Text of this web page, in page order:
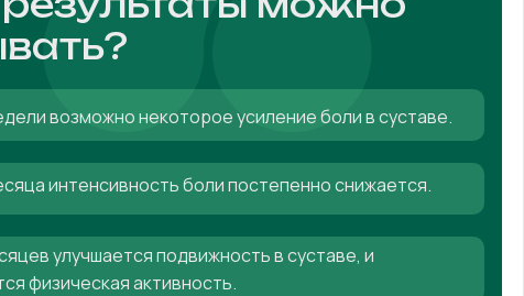
возможно некоторое усиление боли в суставе.
интенсивность боли постепенно снижается.
улучшается подвижность в суставе, и
физическая активность.